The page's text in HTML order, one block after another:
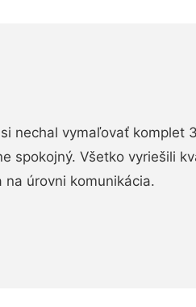
nechal vymaľovať komplet
spokojný. Všetko vyriešili
úrovni komunikácia.